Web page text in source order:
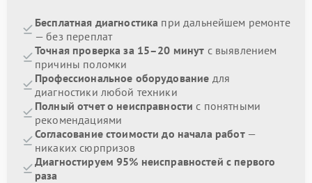
Бесплатная диагностика при дальнейшем ремонте
— без переплат
Точная проверка за 15–20 минут с выявлением
причины поломки
Профессиональное оборудование для
диагностики любой техники
Полный отчет о неисправности с понятными
рекомендациями
Согласование стоимости до начала работ—
никаких сюрпризов
Диагностируем 95% неисправностей с первого
раза